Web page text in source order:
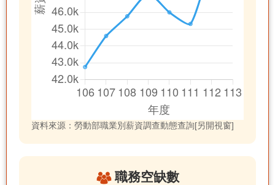
資料來源：勞動部職業別薪資調查動態查詢[另開視窗]
職務空缺數